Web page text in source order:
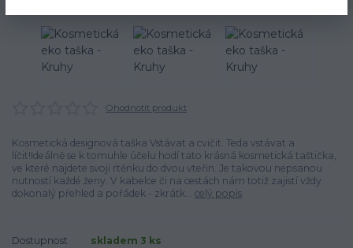
Ohodnotit produkt
Kosmetická designová taška Vstávat a cvičit. Teda vstávat a
líčit!Ideálně se k tomuhle účelu hodí tato krásná kosmetická taštička,
ve které najdete svoji rtěnku do dvou vteřin. Je takovou nepsanou
nutností každé ženy. V kabelce či na cestách nám totiž zajistí vždy
dokonalý přehled a pořádek - zkrátk... celý popis
Dostupnost skladem 3 ks